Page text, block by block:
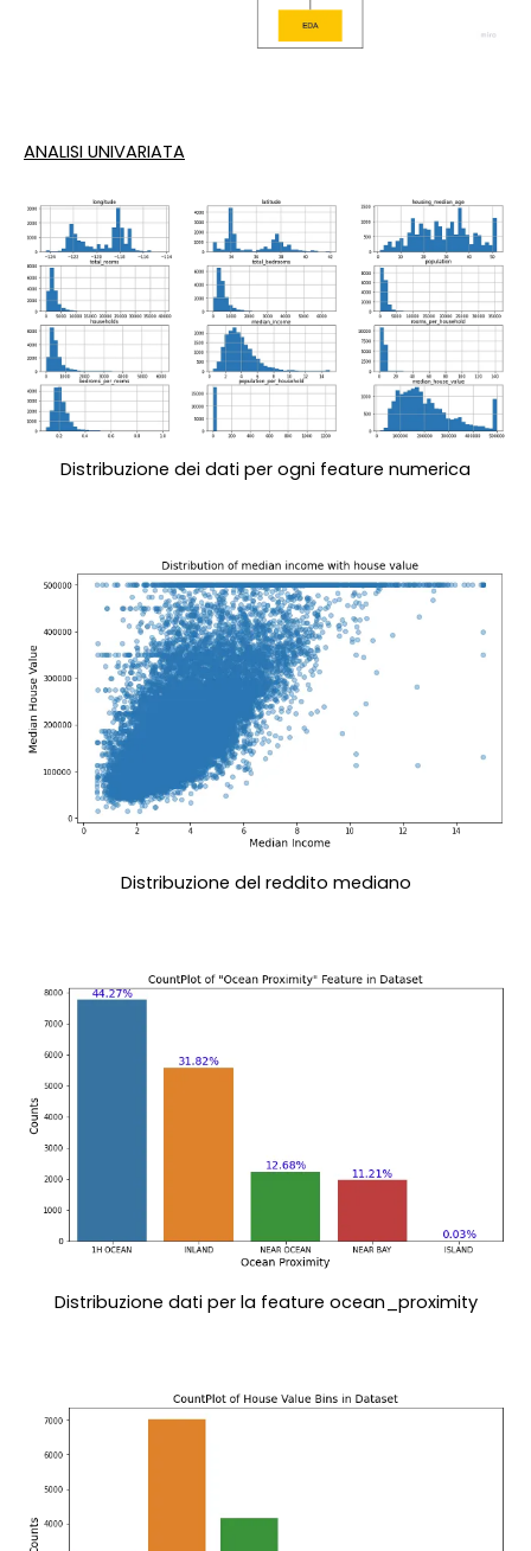
ANALISI UNIVARIATA
Distribuzione dei dati per ogni feature numerica
Distribuzione del reddito mediano
Distribuzione dati per la feature ocean_proximity